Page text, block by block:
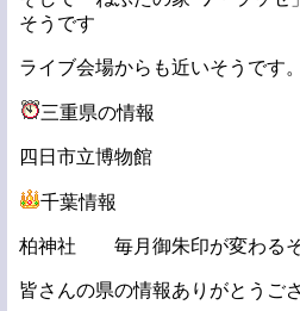
そうです
ライブ会場からも近いそうです。
三重県の情報
四日市立博物館
千葉情報
柏神社 毎月御朱印が変わるそ
皆さんの県の情報ありがとうご